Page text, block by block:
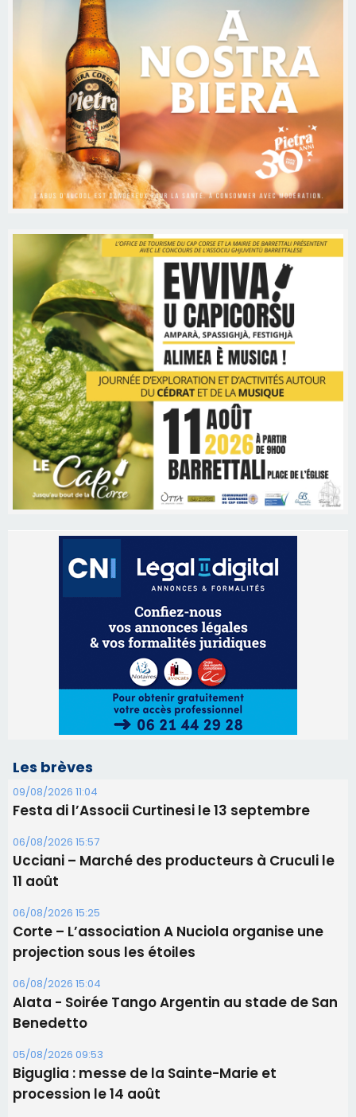
Les brèves
09/08/2026 11:04
Festa di l’Associi Curtinesi le 13 septembre
06/08/2026 15:57
Ucciani – Marché des producteurs à Cruculi le
11 août
06/08/2026 15:25
Corte – L’association A Nuciola organise une
projection sous les étoiles
06/08/2026 15:04
Alata - Soirée Tango Argentin au stade de San
Benedetto
05/08/2026 09:53
Biguglia : messe de la Sainte-Marie et
procession le 14 août